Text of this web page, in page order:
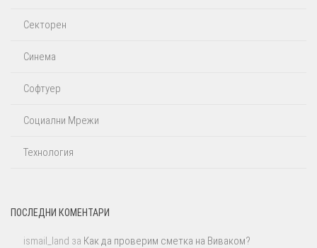
Секторен
Синема
Софтуер
Социални Мрежи
Технология
ПОСЛЕДНИ КОМЕНТАРИ
ismail_land за Как да проверим сметка на Виваком?